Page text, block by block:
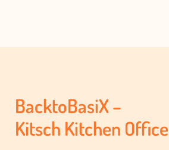
BacktoBasiX –
Kitsch Kitchen Office